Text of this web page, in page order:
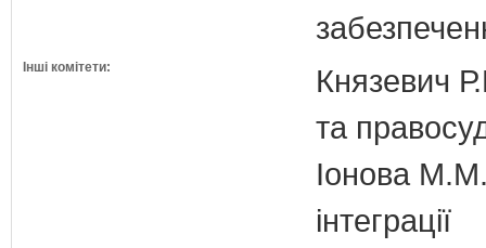
Інші комітети:
Князевич
та
Іонова М.М.
інтеграції